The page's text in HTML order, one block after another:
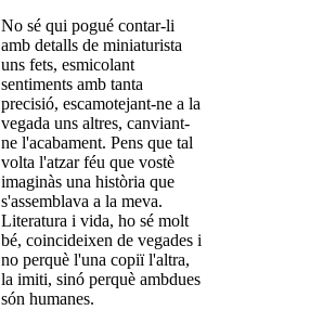
No sé qui pogué contar-li
amb detalls de miniaturista
uns fets, esmicolant
sentiments amb tanta
precisió, escamotejant-ne a la
vegada uns altres, canviant-
ne l'acabament. Pens que tal
volta l'atzar féu que vostè
imaginàs una història que
s'assemblava a la meva.
Literatura i vida, ho sé molt
bé, coincideixen de vegades i
no perquè l'una copiï l'altra,
la imiti, sinó perquè ambdues
són humanes.